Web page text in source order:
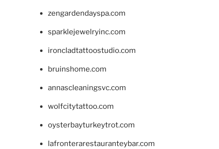
zengardendayspa.com
sparklejewelryinc.com
ironcladtattoostudio.com
bruinshome.com
annascleaningsvc.com
wolfcitytattoo.com
oysterbayturkeytrot.com
lafronterarestauranteybar.com